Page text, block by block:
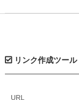
リンク作成ツール
URL